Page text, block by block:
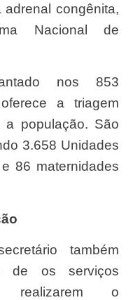
congênita,
Nacional de
a triagem
população. São
3.658 Unidades
86 maternidades
de os serviços
realizarem o